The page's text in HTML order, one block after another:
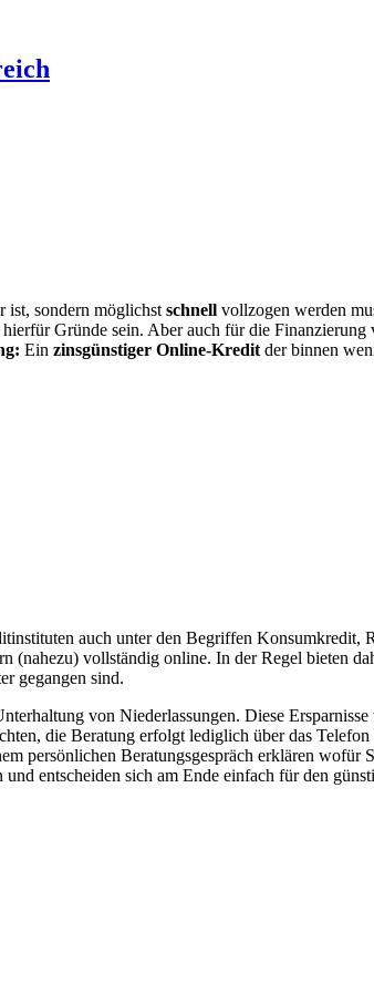
ist, sondern möglichst schnell vollzogen werden
Gründe sein. Aber auch für die Finanzierung
Ein zinsgünstiger Online-Kredit der binnen
auch unter den Begriffen Konsumkredit,
(nahezu) vollständig online. In der Regel bieten
gegangen sind.
von Niederlassungen. Diese
die Beratung erfolgt lediglich über das
persönlichen Beratungsgespräch erklären
entscheiden sich am Ende einfach für den